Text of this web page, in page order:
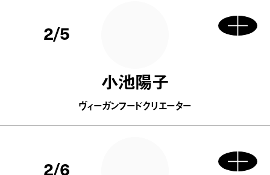
2/5
小池陽子
ヴィーガンフードクリエーター
2/6